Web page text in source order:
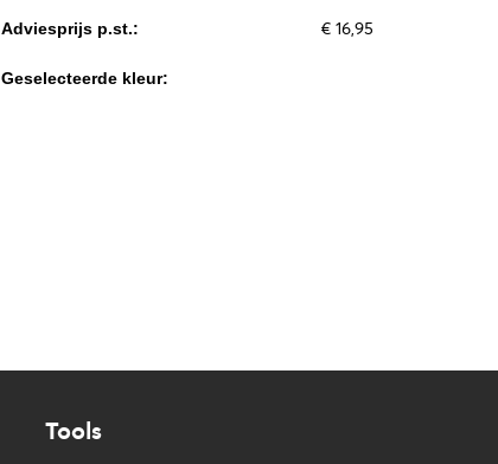
Adviesprijs p.st.: € 16,95
Geselecteerde kleur:
Tools